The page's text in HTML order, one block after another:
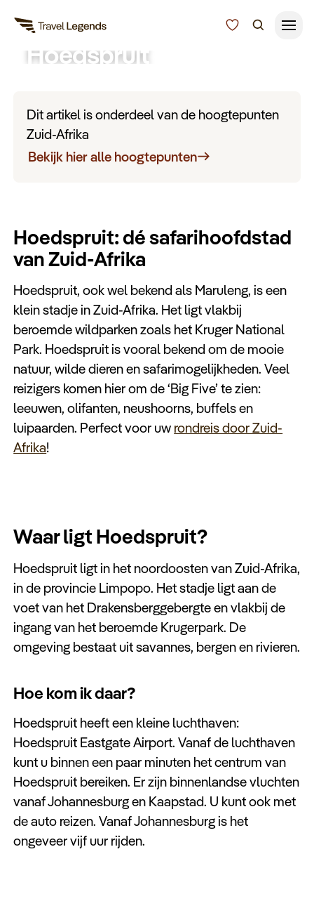
Inspiratie
Keuzehulp
Hoedspruit
Dit artikel is onderdeel van de hoogtepunten
Zuid-Afrika
Bekijk hier alle hoogtepunten
Hoedspruit: dé safarihoofdstad
van Zuid-Afrika
Hoedspruit, ook wel bekend als Maruleng, is een
klein stadje in Zuid-Afrika. Het ligt vlakbij
beroemde wildparken zoals het Kruger National
Park. Hoedspruit is vooral bekend om de mooie
natuur, wilde dieren en safarimogelijkheden. Veel
reizigers komen hier om de ‘Big Five’ te zien:
leeuwen, olifanten, neushoorns, buffels en
luipaarden. Perfect voor uw rondreis door Zuid-
Afrika!
Waar ligt Hoedspruit?
Hoedspruit ligt in het noordoosten van Zuid-Afrika,
in de provincie Limpopo. Het stadje ligt aan de
voet van het Drakensberggebergte en vlakbij de
ingang van het beroemde Krugerpark. De
omgeving bestaat uit savannes, bergen en rivieren.
Hoe kom ik daar?
Hoedspruit heeft een kleine luchthaven:
Hoedspruit Eastgate Airport. Vanaf de luchthaven
kunt u binnen een paar minuten het centrum van
Hoedspruit bereiken. Er zijn binnenlandse vluchten
vanaf Johannesburg en Kaapstad. U kunt ook met
de auto reizen. Vanaf Johannesburg is het
ongeveer vijf uur rijden.